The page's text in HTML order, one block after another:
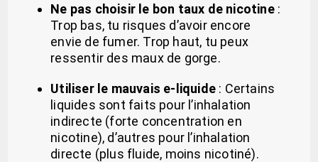
Ne pas choisir le bon taux de nicotine:
Trop bas, tu risques d’avoir encore
envie de fumer. Trop haut, tu peux
ressentir des maux de gorge.
Utiliser le mauvais e-liquide : Certains
liquides sont faits pour l’inhalation
indirecte (forte concentration en
nicotine), d’autres pour l’inhalation
directe (plus fluide, moins nicotiné).